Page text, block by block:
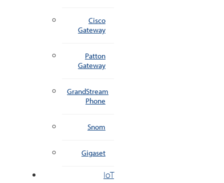
Cisco
Gateway
Patton
Gateway
GrandStream
Phone
Snom
Gigaset
IoT